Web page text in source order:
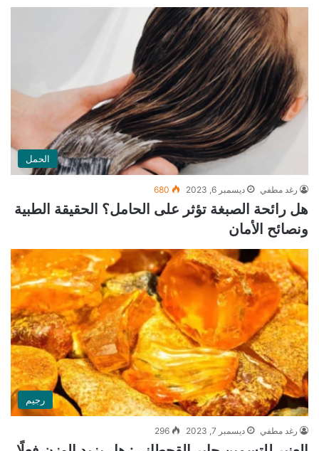
الحمل
رغد مطفي ديسمبر 6, 2023 680
هل رائحة الصبغة تؤثر على الحامل؟ الحقيقة الطبية
ونصائح الأمان
رجيم
رغد مطفي ديسمبر 7, 2023 296